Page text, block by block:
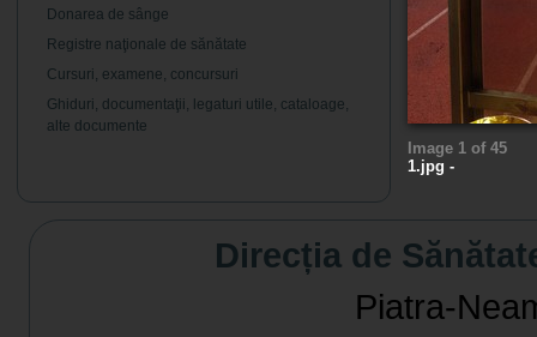
Donarea de sânge
Registre naţionale de sănătate
Cursuri, examene, concursuri
Ghiduri, documentaţii, legaturi utile, cataloage,
alte documente
Direcția de
Piatra-
Image 1 of 45
1.jpg -